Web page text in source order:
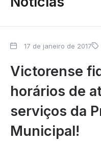
17 de janeiro de 2017
Victorense
horários de
serviços da
Municipal!